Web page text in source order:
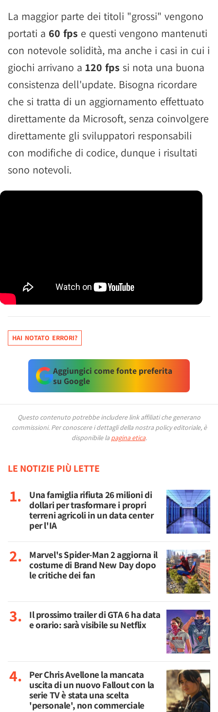
La maggior parte dei titoli "grossi" vengono
portati a 60 fps e questi vengono mantenuti
con notevole solidità, ma anche i casi in cui i
giochi arrivano a 120 fps si nota una buona
consistenza dell'update. Bisogna ricordare
che si tratta di un aggiornamento effettuato
direttamente da Microsoft, senza coinvolgere
direttamente gli sviluppatori responsabili
con modifiche di codice, dunque i risultati
sono notevoli.
HAI NOTATO ERRORI?
Aggiungici come fonte preferita
su Google
Questo contenuto potrebbe includere link affiliati che generano
commissioni. Per conoscere i dettagli della nostra policy editoriale, è
disponibile la pagina etica.
LE NOTIZIE PIÙ LETTE
Una famiglia rifiuta 26 milioni di
dollari per trasformare i propri
terreni agricoli in un data center
per l'IA
Marvel's Spider-Man 2 aggiorna il
costume di Brand New Day dopo
le critiche dei fan
Il prossimo trailer di GTA 6 ha data
e orario: sarà visibile su Netflix
Per Chris Avellone la mancata
uscita di un nuovo Fallout con la
serie TV è stata una scelta
'personale', non commerciale